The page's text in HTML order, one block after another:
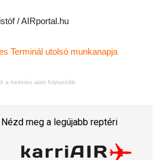
/ AIRportal.hu
Terminál utolsó munkanapja
a hirdetés alatt folytatódik.
Nézd meg a legújabb reptéri